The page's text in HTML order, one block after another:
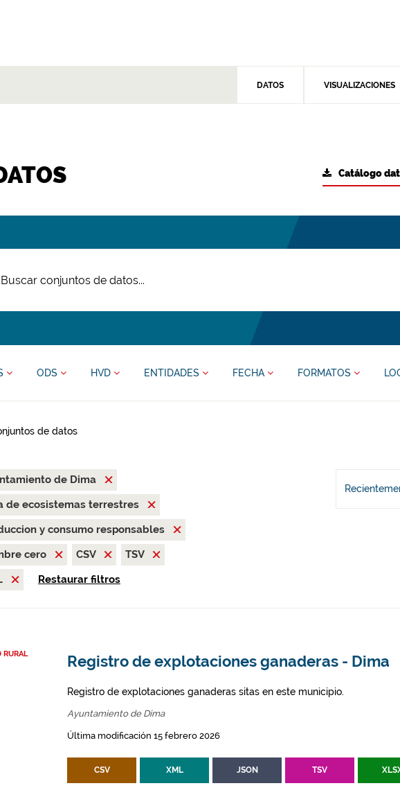
DATOS VISUALIZACIONES
Catálogo
ODS HVD ENTIDADES FECHA FORMATOS
de datos
de Dima
de ecosistemas terrestres
y consumo responsables
cero
CSV
TSV
Restaurar filtros
RURAL Registro de explotaciones ganaderas - Dima
Registro de explotaciones ganaderas sitas en este municipio.
Ayuntamiento de Dima
Última modificación 15 febrero 2026
CSV XML JSON TSV